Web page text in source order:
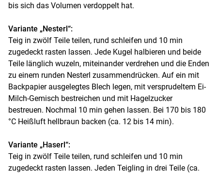
bis sich das Volumen verdoppelt hat.
Variante „Nesterl“:
Teig in zwölf Teile teilen, rund schleifen und 10 min
zugedeckt rasten lassen. Jede Kugel halbieren und beide
Teile länglich wuzeln, miteinander verdrehen und die Enden
zu einem runden Nesterl zusammendrücken. Auf ein mit
Backpapier ausgelegtes Blech legen, mit versprudeltem Ei-
Milch-Gemisch bestreichen und mit Hagelzucker
bestreuen. Nochmal 10 min gehen lassen. Bei 170 bis 180
°C Heißluft hellbraun backen (ca. 12 bis 14 min).
Variante „Haserl“:
Teig in zwölf Teile teilen, rund schleifen und 10 min
zugedeckt rasten lassen. Jeden Teigling in drei Teile (ca.